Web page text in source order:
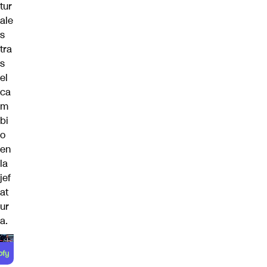
tur
ale
s
tra
s
el
ca
m
bi
o
en
la
jef
at
ur
a.